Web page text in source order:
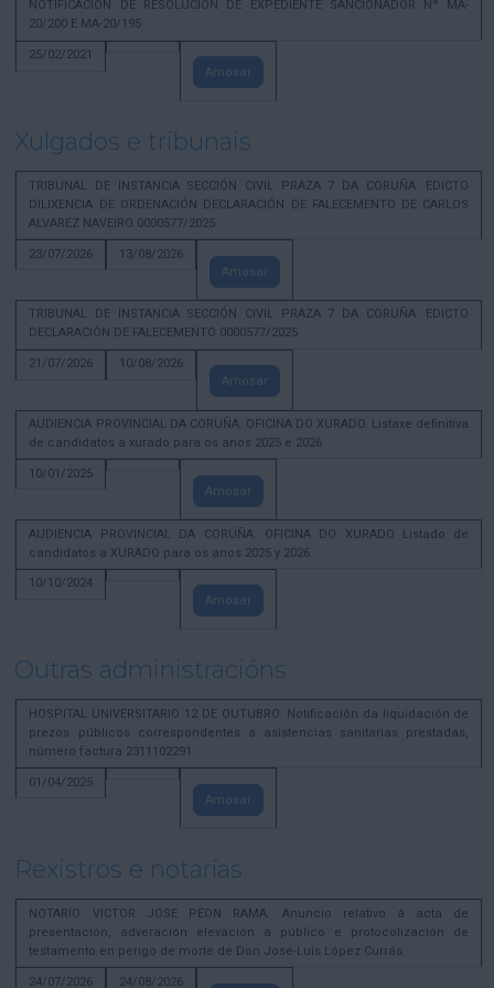
NOTIFICACION DE RESOLUCION DE EXPEDIENTE SANCIONADOR Nº MA-
20/200 E MA-20/195
25/02/2021
Amosar
Xulgados e tribunais
TRIBUNAL DE INSTANCIA SECCIÓN CIVIL PRAZA 7 DA CORUÑA. EDICTO
DILIXENCIA DE ORDENACIÓN DECLARACIÓN DE FALECEMENTO DE CARLOS
ALVAREZ NAVEIRO 0000577/2025
23/07/2026
13/08/2026
Amosar
TRIBUNAL DE INSTANCIA SECCIÓN CIVIL PRAZA 7 DA CORUÑA. EDICTO
DECLARACIÓN DE FALECEMENTO 0000577/2025
21/07/2026
10/08/2026
Amosar
AUDIENCIA PROVINCIAL DA CORUÑA. OFICINA DO XURADO. Listaxe definitiva
de candidatos a xurado para os anos 2025 e 2026
10/01/2025
Amosar
AUDIENCIA PROVINCIAL DA CORUÑA. OFICINA DO XURADO Listado de
candidatos a XURADO para os anos 2025 y 2026.
10/10/2024
Amosar
Outras administracións
HOSPITAL UNIVERSITARIO 12 DE OUTUBRO. Notificación da liquidación de
prezos públicos correspondentes a asistencias sanitarias prestadas,
número factura 2311102291
01/04/2025
Amosar
Rexistros e notarías
NOTARIO VICTOR JOSE PEON RAMA. Anuncio relativo á acta de
presentación, adveración elevación a público e protocolización de
testamento en perigo de morte de Don José-Luís López Currás.
24/07/2026
24/08/2026